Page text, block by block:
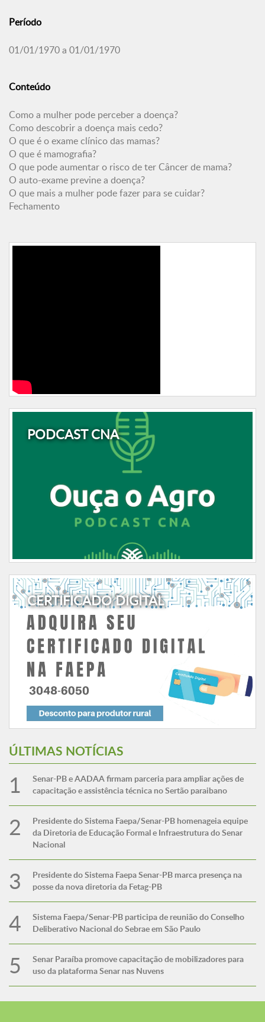
Período
01/01/1970 a 01/01/1970
Conteúdo
Como a mulher pode perceber a doença?
Como descobrir a doença mais cedo?
O que é o exame clínico das mamas?
O que é mamografia?
O que pode aumentar o risco de ter Câncer de mama?
O auto-exame previne a doença?
O que mais a mulher pode fazer para se cuidar?
Fechamento
PODCAST CNA
CERTIFICADO DIGITAL
ÚLTIMAS NOTÍCIAS
Senar-PB e AADAA firmam parceria para ampliar ações de
capacitação e assistência técnica no Sertão paraibano
Presidente do Sistema Faepa/Senar-PB homenageia equipe
da Diretoria de Educação Formal e Infraestrutura do Senar
Nacional
Presidente do Sistema Faepa Senar-PB marca presença na
posse da nova diretoria da Fetag-PB
Sistema Faepa/Senar-PB participa de reunião do Conselho
Deliberativo Nacional do Sebrae em São Paulo
Senar Paraíba promove capacitação de mobilizadores para
uso da plataforma Senar nas Nuvens